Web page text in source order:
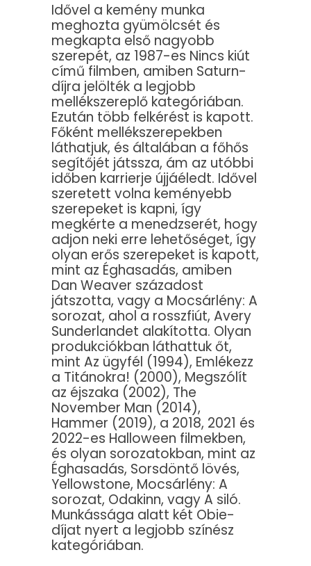
Idővel a kemény munka
meghozta gyümölcsét és
megkapta első nagyobb
szerepét, az 1987-es Nincs kiút
című filmben, amiben Saturn-
díjra jelölték a legjobb
mellékszereplő kategóriában.
Ezután több felkérést is kapott.
Főként mellékszerepekben
láthatjuk, és általában a főhős
segítőjét játssza, ám az utóbbi
időben karrierje újjáéledt. Idővel
szeretett volna keményebb
szerepeket is kapni, így
megkérte a menedzserét, hogy
adjon neki erre lehetőséget, így
olyan erős szerepeket is kapott,
mint az Éghasadás, amiben
Dan Weaver századost
játszotta, vagy a Mocsárlény: A
sorozat, ahol a rosszfiút, Avery
Sunderlandet alakította. Olyan
produkciókban láthattuk őt,
mint Az ügyfél (1994), Emlékezz
a Titánokra! (2000), Megszólít
az éjszaka (2002), The
November Man (2014),
Hammer (2019), a 2018, 2021 és
2022-es Halloween filmekben,
és olyan sorozatokban, mint az
Éghasadás, Sorsdöntő lövés,
Yellowstone, Mocsárlény: A
sorozat, Odakinn, vagy A siló.
Munkássága alatt két Obie-
díjat nyert a legjobb színész
kategóriában.